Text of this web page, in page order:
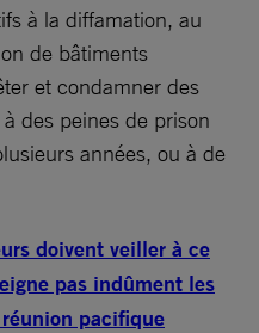
à la diffamation, au
de bâtiments
et condamner des
des peines de prison
années, ou à de
doivent veiller à ce
pas indûment les
pacifique